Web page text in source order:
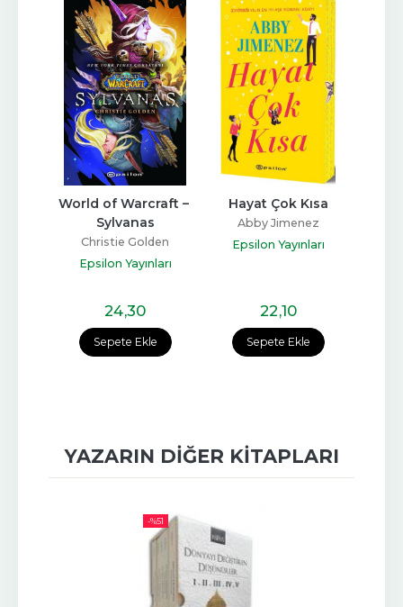
Sepete Ekle
World of Warcraft –
Sylvanas
Christie Golden
Epsilon Yayınları
24,30
Sepete Ekle
Hayat Çok Kısa
Abby Jimenez
Epsilon Yayınları
22,10
YAZARIN DIĞER KITAPLARI
-%51